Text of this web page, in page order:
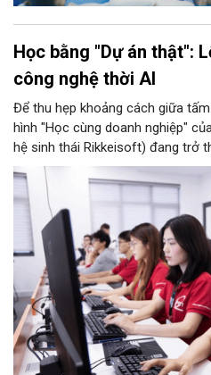
Học bằng "Dự án thật":
công nghệ thời AI
Để thu hẹp khoảng cách giữa
hình "Học cùng doanh nghiệp"
hệ sinh thái Rikkeisoft) đang trở